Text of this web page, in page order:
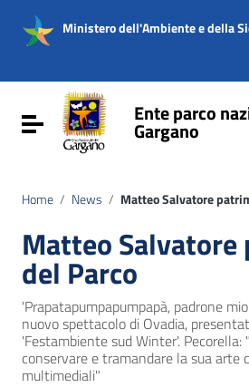
Vai al menu di navigazione
Vai al footer
Ministero dell'Ambiente e della
Attiva / disattiva la navigazione
Ente parco
Gargano
Home / News / Matteo Salvatore
Matteo
del Parco
'Prapatapumpapumpapà, padrone
nuovo spettacolo di Ovadia,
'Festambiente sud Winter'.
conservare e tramandare la sua arte
multimediali"